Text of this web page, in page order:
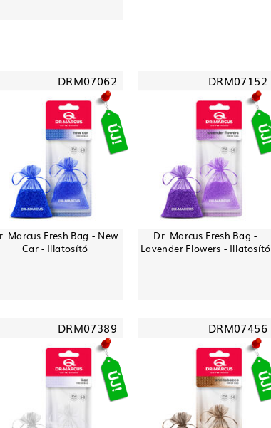
DRM07062
Marcus Fresh Bag - New
Car - Illatosító
DRM07152
Dr. Marcus Fresh Bag -
Lavender Flowers - Illatosító
DRM07389 DRM07456